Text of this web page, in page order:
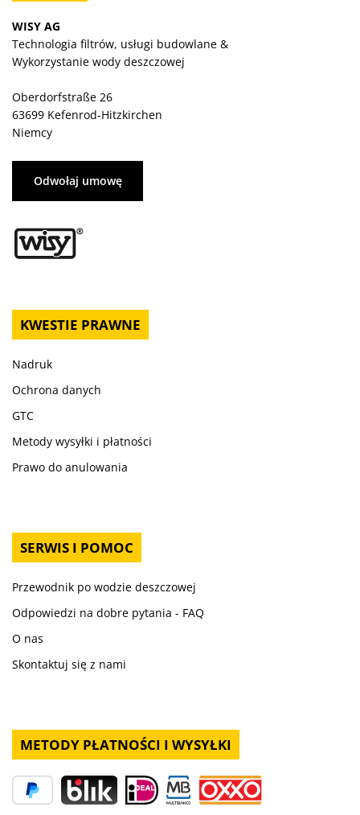
WISY AG
Technologia filtrów, usługi budowlane &
Wykorzystanie wody deszczowej
Oberdorfstraße 26
63699 Kefenrod-Hitzkirchen
Niemcy
Odwołaj umowę
KWESTIE PRAWNE
Nadruk
Ochrona danych
GTC
Metody wysyłki i płatności
Prawo do anulowania
SERWIS I POMOC
Przewodnik po wodzie deszczowej
Odpowiedzi na dobre pytania - FAQ
O nas
Skontaktuj się z nami
METODY PŁATNOŚCI I WYSYŁKI